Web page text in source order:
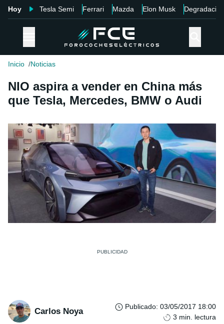
Hoy Tesla Semi Ferrari Mazda Elon Musk Degradación
Inicio Noticias
NIO aspira a vender en China más
que Tesla, Mercedes, BMW o Audi
Carlos Noya Publicado: 03/05/2017 18:00
3 min. lectura